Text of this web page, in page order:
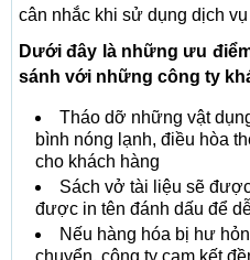
cân nhắc khi sử dụng dịch vụ
Dưới đây là những ưu
sánh với những công ty
Tháo dỡ những vật
bình nóng lạnh, điều hòa
cho khách hàng
Sách vở tài liệu sẽ
được in tên đánh dấu để
Nếu hàng hóa bị hư
chuyển, công ty cam kết